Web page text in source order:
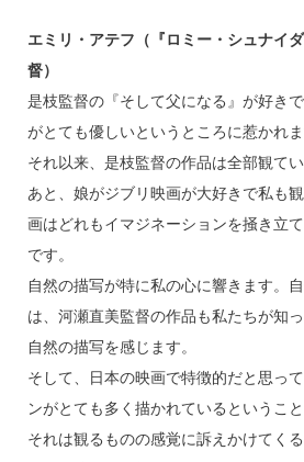
エミリ・アテフ（『ロミー・シュナイ
督）
是枝監督の『そして父になる』が好き
がとても優しいというところに惹かれま
それ以来、是枝監督の作品は全部観てい
あと、娘がジブリ映画が大好きで私も
画はどれもイマジネーションを掻き立
です。
自然の描写が特に私の心に響きます。
は、河瀬直美監督の作品も私たちが知
自然の描写を感じます。
そして、日本の映画で特徴的だと思っ
ンがとても多く描かれているということ
それは観るものの感覚に訴えかけてく